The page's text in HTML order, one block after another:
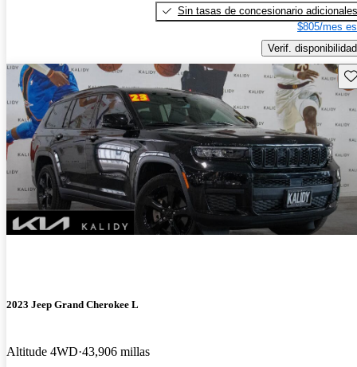
Sin tasas de concesionario adicionales
$805/mes
Verif. disponibilidad
2023 Jeep Grand Cherokee L
Altitude 4WD 43,906 millas